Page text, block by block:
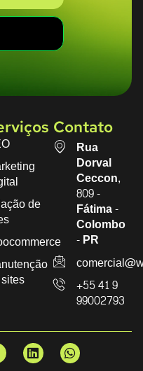
de
Contato
Rua
Dorval
Ceccon,
809 -
Fátima -
Colombo
- PR
+55 41 9
99002793